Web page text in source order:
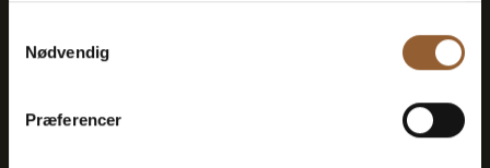
Nødvendig
Præferencer
699 DKK